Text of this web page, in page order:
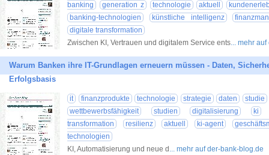
banking
generation z technologie aktuell
banking-technologien
künstliche intelligenz
digitale transformation
Zwischen KI, Vertrauen und digitalem Service ents... mehr
Warum Banken ihre IT-Grundlagen erneuern müssen - Daten,
Erfolgsbasis
it finanzprodukte technologie strategie daten
studie
wettbewerbsfähigkeit
studien digitalisierung
ki
transformation
resilienz aktuell ki-agent
technologien
KI, Automatisierung und neue d ... mehr auf der-bank-blog.de